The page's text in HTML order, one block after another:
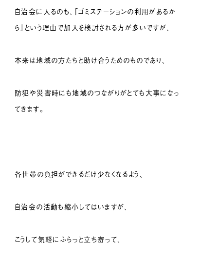
自治会に入るのも、「ゴミステーションの利用があるか
ら」という理由で加入を検討される方が多いですが、
本来は地域の方たちと助け合うためのものであり、
防犯や災害時にも地域のつながりがとても大事になっ
てきます。
各世帯の負担ができるだけ少なくなるよう、
自治会の活動も縮小してはいますが、
こうして気軽にふらっと立ち寄って、